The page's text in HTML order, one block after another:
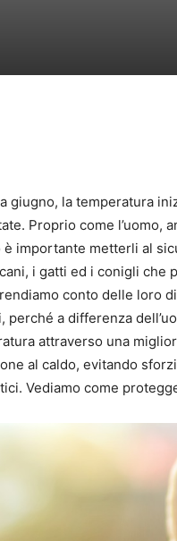
giugno, la temperatura
Proprio come
è importante metterli al
i gatti ed i conigli che
conto delle loro
perché a differenza
attraverso una
al caldo, evitando
Vediamo come